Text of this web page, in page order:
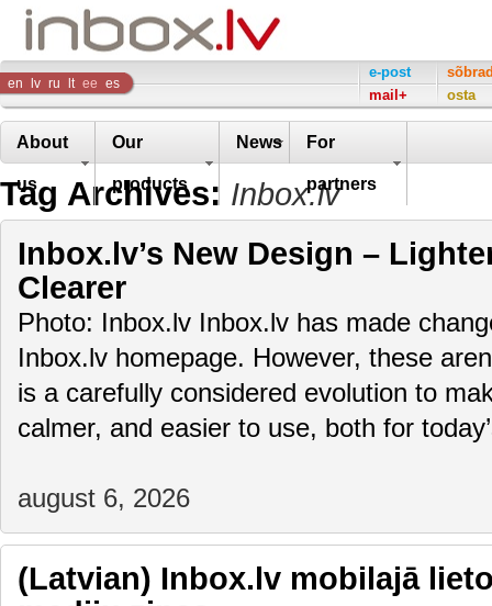
Inbox
Company
en lv ru lt ee es
e-post
mail+
osta
About
us
Our
products
News For
partners
Tag Archives: Inbox.lv
Inbox.lv’s New Design –
Clearer
Photo: Inbox.lv Inbox.lv has made
Inbox.lv homepage. However, these
is a carefully considered evolution to
calmer, and easier to use, both for
august 6, 2026
(Latvian) Inbox.lv mobilajā